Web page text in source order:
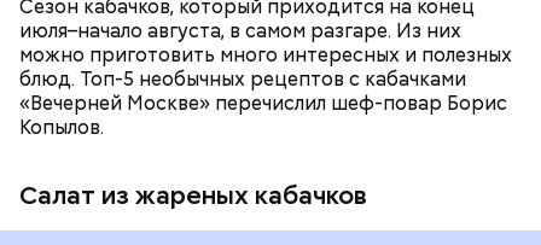
Сезон кабачков, который приходится на конец
июля–начало августа, в самом разгаре. Из них
можно приготовить много интересных и полезных
блюд. Топ-5 необычных рецептов с кабачками
«Вечерней Москве» перечислил шеф-повар Борис
Копылов.
Салат из жареных кабачков
Вред дыни
А врач-эндокринолог Алексей Калинчев рассказал,
что существует множество блюд, где используют